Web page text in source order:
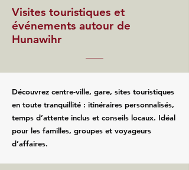
Visites touristiques et
événements autour de
Hunawihr
Découvrez centre-ville, gare, sites touristiques
en toute tranquillité : itinéraires personnalisés,
temps d’attente inclus et conseils locaux. Idéal
pour les familles, groupes et voyageurs
d’affaires.